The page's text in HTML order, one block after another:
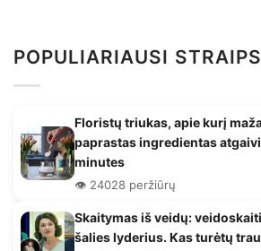
POPULIARIAUSI
Floristų triukas, apie kurį
paprastas ingredientas
minutes
👁️ 24028 peržiūrų
Skaitymas iš veidų:
šalies lyderius. Kas turėtų